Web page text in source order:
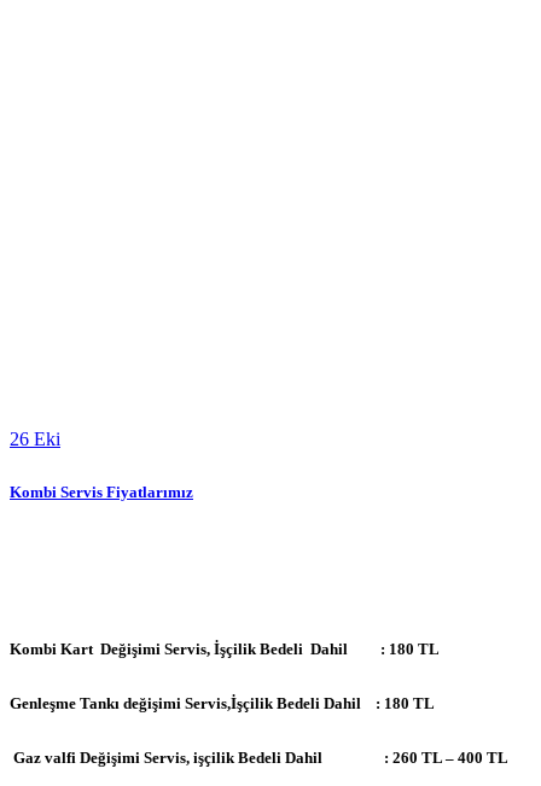
26 Eki
Kombi Servis Fiyatlarımız
Kombi Kart Değişimi Servis, İşçilik Bedeli Dahil : 180 TL
Genleşme Tankı değişimi Servis,İşçilik Bedeli Dahil : 180 TL
Gaz valfi Değişimi Servis, işçilik Bedeli Dahil : 260 TL – 400 TL